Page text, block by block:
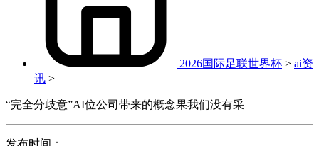
2026国际足联世界杯 > ai资
讯 >
“完全分歧意”AI位公司带来的概念果我们没有采
发布时间：